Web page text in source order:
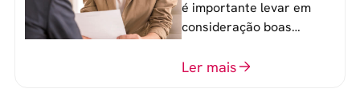
devem fazer
é importante levar em
consideração boas
o perfil do profissional e
Ler mais